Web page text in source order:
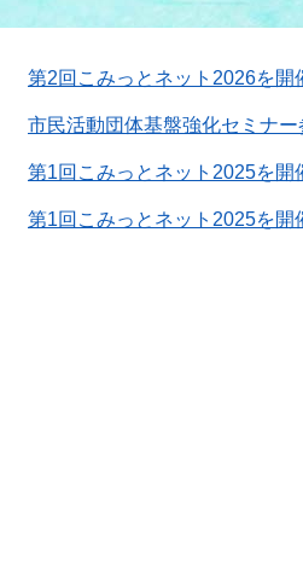
第2回こみっとネット2026を開
市民活動団体基盤強化セミナ
第1回こみっとネット2025を開
第1回こみっとネット2025を開